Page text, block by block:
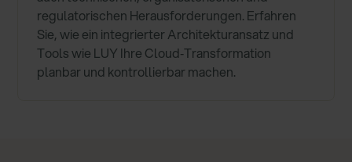
regulatorischen Herausforderungen. Erfahren
Sie, wie ein integrierter Architekturansatz und
Tools wie LUY Ihre Cloud‑Transformation
planbar und kontrollierbar machen.